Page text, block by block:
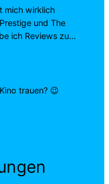
mich wirklich
und The
ich Reviews zu…
trauen? 😉